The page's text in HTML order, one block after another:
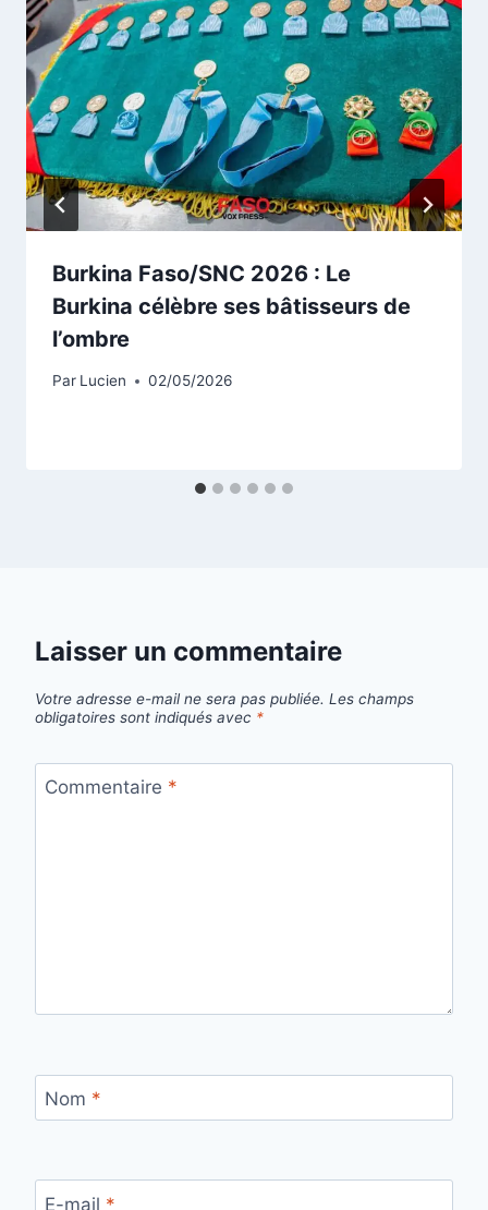
Burkina Faso/SNC 2026 : Le
Burkina célèbre ses bâtisseurs de
l’ombre
Par Lucien 02/05/2026
Laisser un commentaire
Votre adresse e-mail ne sera pas publiée. Les champs
obligatoires sont indiqués avec *
Commentaire *
Nom *
E-mail *